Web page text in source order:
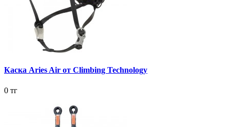
Каска Aries Air от Climbing Technology
0 тг